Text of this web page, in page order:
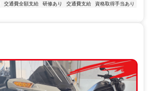
交通費全額支給 研修あり 交通費支給
資格取得手当あり